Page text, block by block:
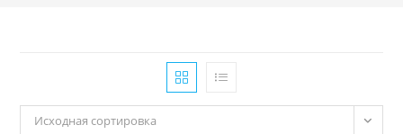
Исходная сортировка